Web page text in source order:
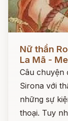
Nữ thần
La Mã -
Câu chuyện
Sirona với
những sự
thoại. Tuy